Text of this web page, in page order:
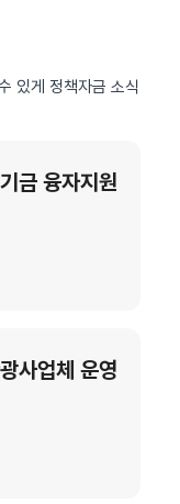
있게 정책자금 소식
금 융자지원
사업체 운영